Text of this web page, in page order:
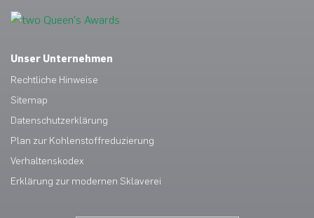
Unser Unternehmen
Rechtliche Hinweise
Sitemap
Datenschutzerklärung
Plan zur Kohlenstoffreduzierung
Verhaltenskodex
Erklärung zur modernen Sklaverei